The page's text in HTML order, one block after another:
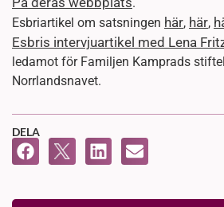
Esbriartikel om satsningen här, här,
Esbris intervjuartikel med Lena
ledamot för Familjen Kamprads
Norrlandsnavet.
DELA